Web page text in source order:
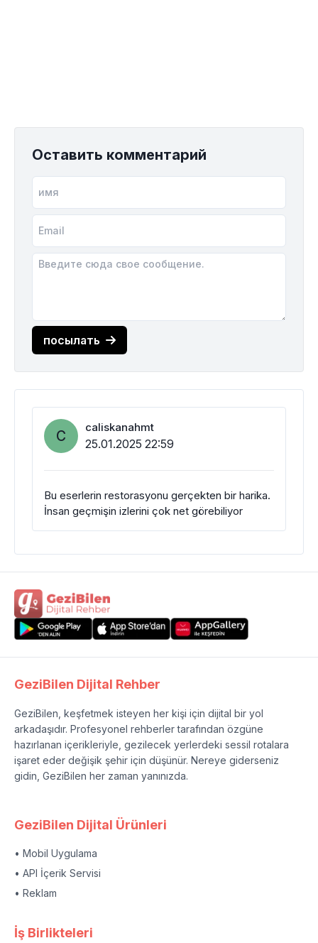
Оставить комментарий
посылать
C caliskanahmt
25.01.2025 22:59
Bu eserlerin restorasyonu gerçekten bir harika.
İnsan geçmişin izlerini çok net görebiliyor
GeziBilen Dijital Rehber
GeziBilen, keşfetmek isteyen her kişi için dijital bir yol
arkadaşıdır. Profesyonel rehberler tarafından özgüne
hazırlanan içerikleriyle, gezilecek yerlerdeki sessil rotalara
işaret eder değişik şehir için düşünür. Nereye giderseniz
gidin, GeziBilen her zaman yanınızda.
GeziBilen Dijital Ürünleri
• Mobil Uygulama
• API İçerik Servisi
• Reklam
İş Birlikteleri